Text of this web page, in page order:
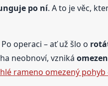
po ní. A to je věc,
operaci – ať už šlo o
neobnoví, vzniká
rameno omezený